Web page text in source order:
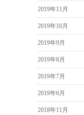
2019年11月
2019年10月
2019年9月
2019年8月
2019年7月
2019年6月
2018年11月